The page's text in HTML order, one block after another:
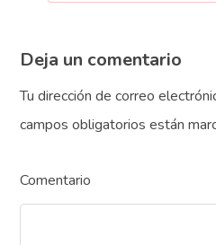
Deja un comentario
Tu dirección de correo
campos obligatorios están
Comentario